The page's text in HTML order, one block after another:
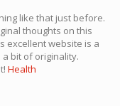
like that just before.
thoughts on this
excellent website is a
bit of originality.
Health